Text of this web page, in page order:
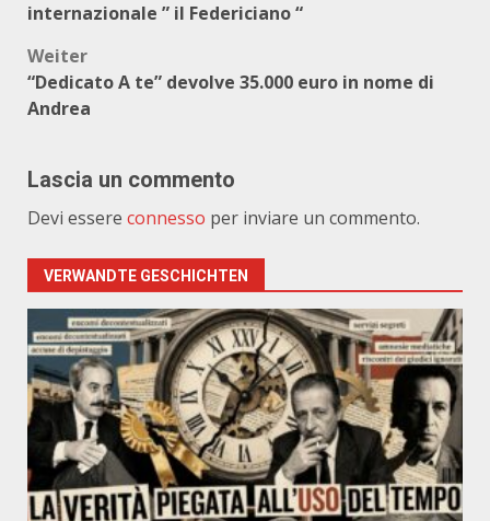
internazionale ” il Federiciano “
Weiter
“Dedicato A te” devolve 35.000 euro in nome di
Andrea
Lascia un commento
Devi essere connesso per inviare un commento.
VERWANDTE GESCHICHTEN